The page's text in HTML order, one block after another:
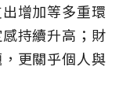
增加等多重環
持續升高；財
更關乎個人與